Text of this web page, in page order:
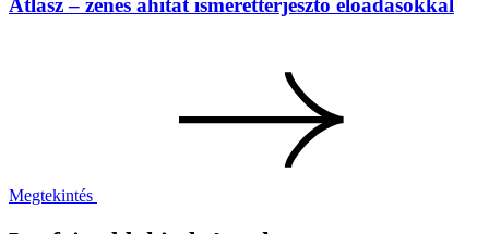
Atlasz – zenés áhítat ismeretterjesztő előadásokkal
Megtekintés